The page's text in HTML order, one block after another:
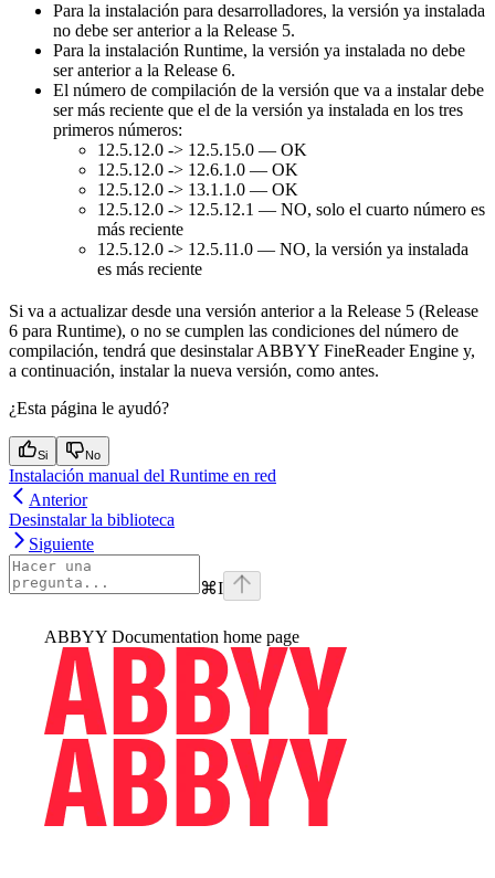
Para la instalación para desarrolladores, la versión ya instalada
no debe ser anterior a la Release 5.
Para la instalación Runtime, la versión ya instalada no debe
ser anterior a la Release 6.
El número de compilación de la versión que va a instalar debe
ser más reciente que el de la versión ya instalada en los tres
primeros números:
12.5.12.0 -> 12.5.15.0 — OK
12.5.12.0 -> 12.6.1.0 — OK
12.5.12.0 -> 13.1.1.0 — OK
12.5.12.0 -> 12.5.12.1 — NO, solo el cuarto número es
más reciente
12.5.12.0 -> 12.5.11.0 — NO, la versión ya instalada
es más reciente
Si va a actualizar desde una versión anterior a la Release 5 (Release
6 para Runtime), o no se cumplen las condiciones del número de
compilación, tendrá que desinstalar ABBYY FineReader Engine y,
a continuación, instalar la nueva versión, como antes.
¿Esta página le ayudó?
Si No
Instalación manual del Runtime en red
Anterior
Desinstalar la biblioteca
Siguiente
⌘I
ABBYY Documentation home page